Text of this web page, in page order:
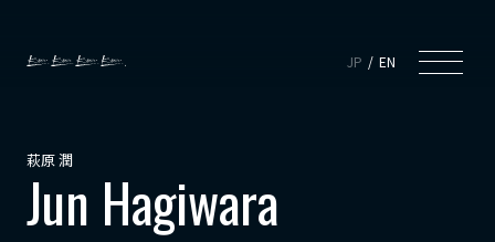
JP EN
萩原 潤
Jun Hagiwara